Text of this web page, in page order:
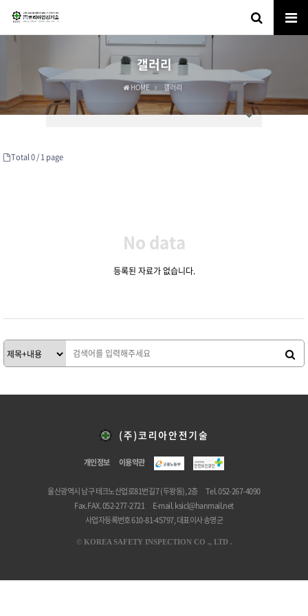
갤러리
HOME 갤러리
Total 0 /1 page
No data
등록된 자료가 없습니다.
개인정보 이용약관
울산광역시 남구 테크노산업로81번길 7 (두왕동), 2층
Tel. 052-267-4090
Fax. FAX. 052-277-2721
E-mail.ksicl@hanmail.net
사업자등록번호 610-81-45797, 대표이사 송영군
© KOREA SAFETY INSPECTION CO ., LTD .